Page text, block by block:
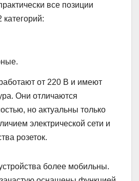
все позиции
категорий:
от 220 В и имеют
Они отличаются
но актуальны только
электрической сети и
розеток.
более мобильны.